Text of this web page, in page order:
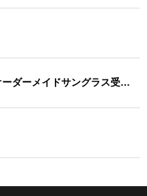
ダーメイドサングラス受…